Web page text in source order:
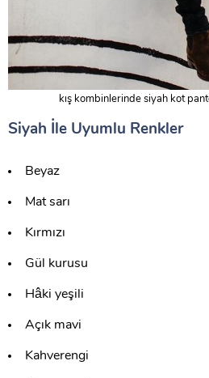
kış kombinlerinde siyah kot
Siyah İle Uyumlu Renkler
Beyaz
Mat sarı
Kırmızı
Gül kurusu
Hâki yeşili
Açık mavi
Kahverengi